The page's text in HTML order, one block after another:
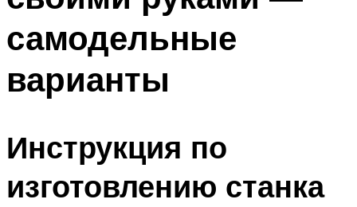
самодельные
варианты
Инструкция по
изготовлению станка